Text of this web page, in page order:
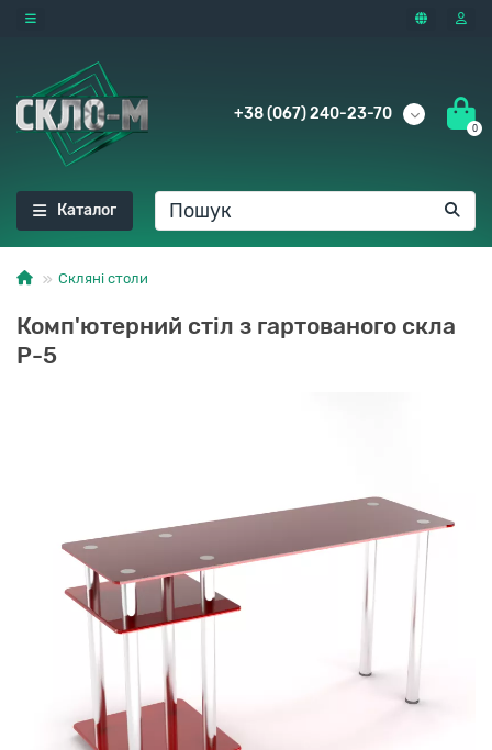
+38 (067) 240-23-70
0
Каталог
Скляні столи
Комп'ютерний стіл з гартованого скла
P-5